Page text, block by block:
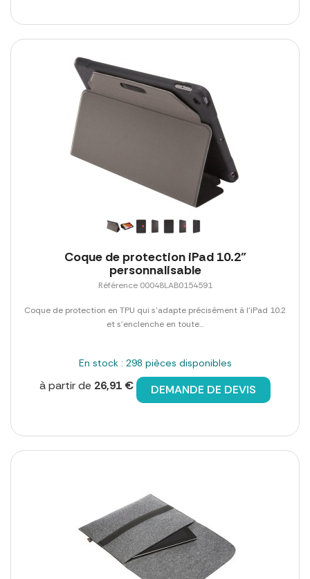
Coque de protection iPad 10.2"
personnalisable
Référence 00048LAB0154591
Coque de protection en TPU qui s'adapte précisément à l'iPad 10.2
et s'enclenche en toute...
En stock : 298 pièces disponibles
à partir de 26,91 € DEMANDE DE DEVIS